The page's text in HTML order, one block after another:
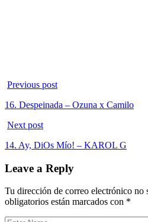
Previous post
16. Despeinada – Ozuna x Camilo
Next post
14. Ay, DiOs Mío! – KAROL G
Leave a Reply
Tu dirección de correo electrónico no
obligatorios están marcados con *